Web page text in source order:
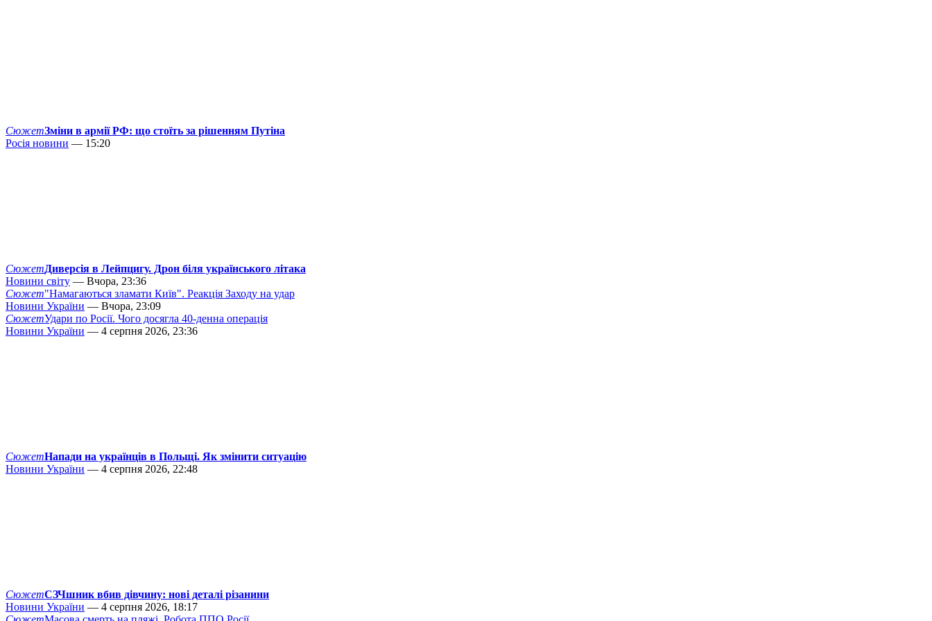
СюжетЗміни в армії РФ: що стоїть за рішенням Путіна
Росія новини — 15:20
СюжетДиверсія в Лейпцигу. Дрон біля українського літака
Новини світу — Вчора, 23:36
Сюжет"Намагаються зламати Київ". Реакція Заходу на удар
Новини України — Вчора, 23:09
СюжетУдари по Росії. Чого досягла 40-денна операція
Новини України — 4 серпня 2026, 23:36
СюжетНапади на українців в Польщі. Як змінити ситуацію
Новини України — 4 серпня 2026, 22:48
СюжетСЗЧшник вбив дівчину: нові деталі різанини
Новини України — 4 серпня 2026, 18:17